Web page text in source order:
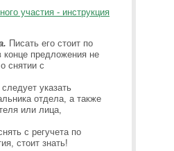
участия - инструкция
Писать его стоит по
конце предложения не
снятии с
указать
отдела, а также
или лица,
с регучета по
стоит знать!